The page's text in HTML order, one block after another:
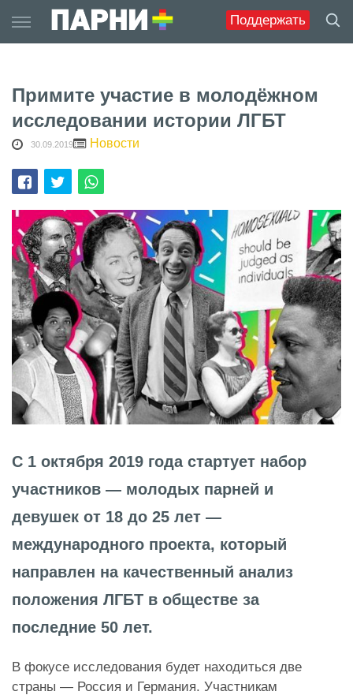
Поддержать
to
content
Примите участие в молодёжном
исследовании истории ЛГБТ
30.09.2019 Новости
С 1 октября 2019 года стартует набор
участников — молодых парней и
девушек от 18 до 25 лет —
международного проекта, который
направлен на качественный анализ
положения ЛГБТ в обществе за
последние 50 лет.
В фокусе исследования будет находиться две
страны — Россия и Германия. Участникам